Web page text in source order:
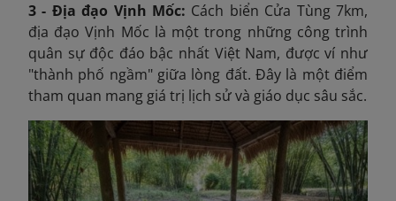
3 - Địa đạo Vịnh Mốc: Cách biển Cửa Tùng 7km,
địa đạo Vịnh Mốc là một trong những công trình
quân sự độc đáo bậc nhất Việt Nam, được ví như
"thành phố ngầm" giữa lòng đất. Đây là một điểm
tham quan mang giá trị lịch sử và giáo dục sâu sắc.